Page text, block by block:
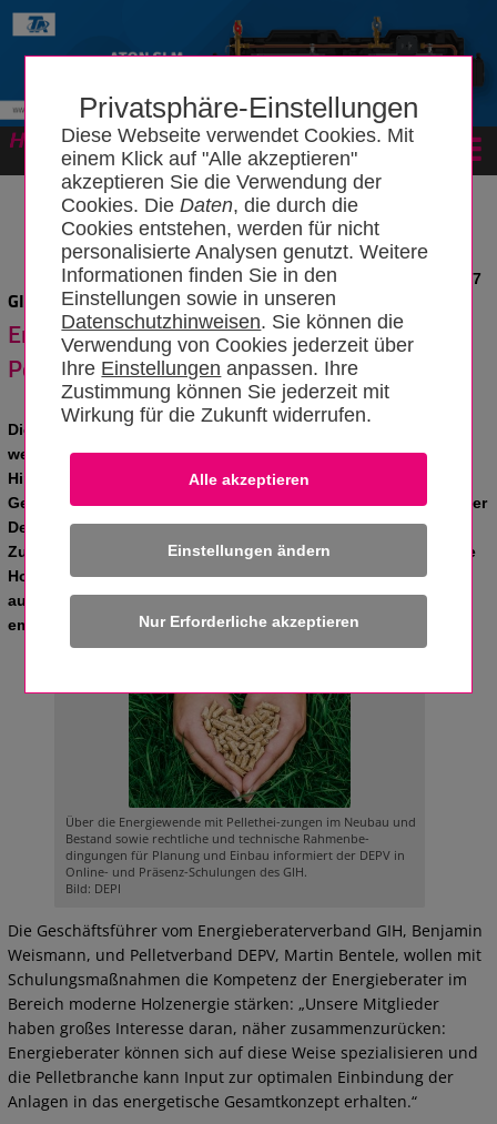
Privatsphäre-Einstellungen
Diese Webseite verwendet Cookies. Mit
einem Klick auf "Alle akzeptieren"
akzeptieren Sie die Verwendung der
Cookies. DieDaten, die durch die
Cookies entstehen, werden für nicht
personalisierte Analysen genutzt. Weitere
Informationen finden Sie in den
Einstellungen sowie in unseren
Datenschutzhinweisen. Sie können die
Verwendung von Cookies jederzeit über
Ihre Einstellungen anpassen. Ihre
Zustimmung können Sie jederzeit mit
Wirkung für die Zukunft widerrufen.
Einstellungen ändern
News vom 06.06.2017
GIH und DEPV bieten Schulungen zum Heizen mit Pellets an
Energieberater kooperieren mit
Pelletverband
Die Umsetzung der Energiewende am Wärmemarkt steht
weiterhin vor großen Herausforderungen. Vor diesem
Hintergrund intensivieren der Verband der
Gebäudeenergieberater Ingenieure Handwerker (GIH) sowie der
Deutsche Energieholz- und Pellet-Verband (DEPV) ihre
Zusammenarbeit. Erneuerbare Wärmequellen wie die moderne
Holzenergie bieten hervorragende Möglichkeiten, mit
ausgereifter Technik auf wirtschaftliche Weise effizient und
emissionsarm Klimaschutz zu betreiben.
Über die Energiewende mit Pellethei-zungen im Neubau und
Bestand sowie rechtliche und technische Rahmenbe-
dingungen für Planung und Einbau informiert der DEPV in
Online- und Präsenz-Schulungen des GIH.
Bild: DEPI
Die Geschäftsführer vom Energieberaterverband GIH, Benjamin
Weismann, und Pelletverband DEPV, Martin Bentele, wollen mit
Schulungsmaßnahmen die Kompetenz der Energieberater im
Bereich moderne Holzenergie stärken: „Unsere Mitglieder
haben großes Interesse daran, näher zusammenzurücken:
Energieberater können sich auf diese Weise spezialisieren und
die Pelletbranche kann Input zur optimalen Einbindung der
Anlagen in das energetische Gesamtkonzept erhalten.“